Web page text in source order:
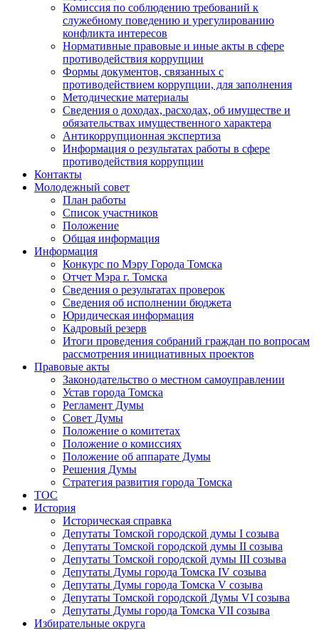
Комиссия по соблюдению требований к
служебному поведению и урегулированию
конфликта интересов
Нормативные правовые и иные акты в сфере
противодействия коррупции
Формы документов, связанных с
противодействием коррупции, для заполнения
Методические материалы
Сведения о доходах, расходах, об имуществе и
обязательствах имущественного характера
Антикоррупционная экспертиза
Информация о результатах работы в сфере
противодействия коррупции
Контакты
Молодежный совет
План работы
Список участников
Положение
Общая информация
Информация
Конкурс по Мэру Города Томска
Отчет Мэра г. Томска
Сведения о результатах проверок
Сведения об исполнении бюджета
Юридическая информация
Кадровый резерв
Итоги проведения собраний граждан по вопросам
рассмотрения инициативных проектов
Правовые акты
Законодательство о местном самоуправлении
Устав города Томска
Регламент Думы
Совет Думы
Положение о комитетах
Положение о комиссиях
Положение об аппарате Думы
Решения Думы
Стратегия развития города Томска
ТОС
История
Историческая справка
Депутаты Томской городской думы I созыва
Депутаты Томской городской думы II созыва
Депутаты Томской городской думы III созыва
Депутаты Думы города Томска IV созыва
Депутаты Думы города Томска V созыва
Депутаты Томской городской Думы VI созыва
Депутаты Думы города Томска VII созыва
Избирательные округа